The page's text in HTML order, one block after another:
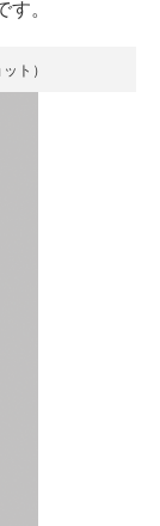
。
ト）